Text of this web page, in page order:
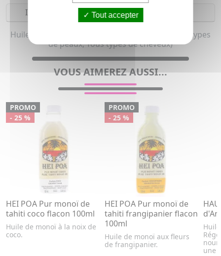
Indications
Huile végétale bio pour femme et homme (Tous types
de peaux, Tous types de cheveux)
VOUS AIMEREZ AUSSI...
PROMO
- 25 %
HEI POA Pur monoï de
tahiti coco flacon 100ml
Huile de monoï à la noix de
coco.
PROMO
- 25 %
HEI POA Pur monoï de
tahiti frangipanier flacon
100ml
Huile de monoï aux fleurs
de frangipanier.
une
Tout accepter